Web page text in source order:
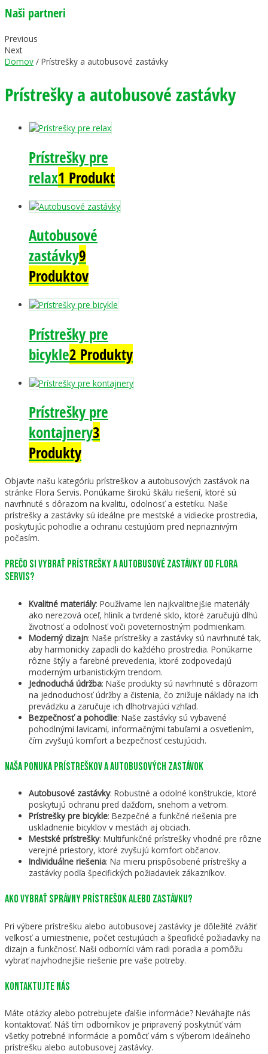
Naši partneri
Previous
Next
Domov / Prístrešky a autobusové zastávky
Prístrešky a autobusové zastávky
Prístrešky pre
relax1 Produkt
Autobusové
zastávky9
Produktov
Prístrešky pre
bicykle2 Produkty
Prístrešky pre
kontajnery3
Produkty
Objavte našu kategóriu prístreškov a autobusových zastávok na
stránke Flora Servis. Ponúkame širokú škálu riešení, ktoré sú
navrhnuté s dôrazom na kvalitu, odolnosť a estetiku. Naše
prístrešky a zastávky sú ideálne pre mestské a vidiecke prostredia,
poskytujúc pohodlie a ochranu cestujúcim pred nepriaznivým
počasím.
Prečo si vybrať prístrešky a autobusové zastávky od Flora
Servis?
Kvalitné materiály: Používame len najkvalitnejšie materiály
ako nerezová oceľ, hliník a tvrdené sklo, ktoré zaručujú dlhú
životnosť a odolnosť voči poveternostným podmienkam.
Moderný dizajn: Naše prístrešky a zastávky sú navrhnuté tak,
aby harmonicky zapadli do každého prostredia. Ponúkame
rôzne štýly a farebné prevedenia, ktoré zodpovedajú
moderným urbanistickým trendom.
Jednoduchá údržba: Naše produkty sú navrhnuté s dôrazom
na jednoduchosť údržby a čistenia, čo znižuje náklady na ich
prevádzku a zaručuje ich dlhotrvajúci vzhľad.
Bezpečnosť a pohodlie: Naše zastávky sú vybavené
pohodlnými lavicami, informačnými tabuľami a osvetlením,
čím zvyšujú komfort a bezpečnosť cestujúcich.
Naša ponuka prístreškov a autobusových zastávok
Autobusové zastávky: Robustné a odolné konštrukcie, ktoré
poskytujú ochranu pred dažďom, snehom a vetrom.
Prístrešky pre bicykle: Bezpečné a funkčné riešenia pre
uskladnenie bicyklov v mestách aj obciach.
Mestské prístrešky: Multifunkčné prístrešky vhodné pre rôzne
verejné priestory, ktoré zvyšujú komfort občanov.
Individuálne riešenia: Na mieru prispôsobené prístrešky a
zastávky podľa špecifických požiadaviek zákazníkov.
Ako vybrať správny prístrešok alebo zastávku?
Pri výbere prístrešku alebo autobusovej zastávky je dôležité zvážiť
veľkosť a umiestnenie, počet cestujúcich a špecifické požiadavky na
dizajn a funkčnosť. Naši odborníci vám radi poradia a pomôžu
vybrať najvhodnejšie riešenie pre vaše potreby.
Kontaktujte nás
Máte otázky alebo potrebujete ďalšie informácie? Neváhajte nás
kontaktovať. Náš tím odborníkov je pripravený poskytnúť vám
všetky potrebné informácie a pomôcť vám s výberom ideálneho
prístrešku alebo autobusovej zastávky.